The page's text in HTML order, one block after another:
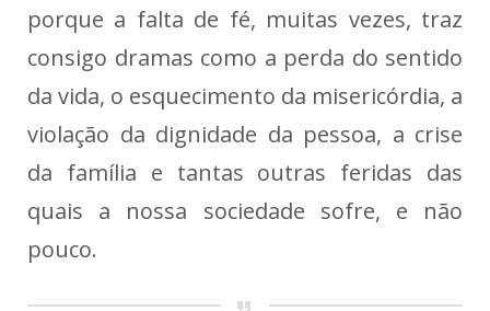
porque a falta de fé, muitas vezes, traz
consigo dramas como a perda do sentido
da vida, o esquecimento da misericórdia, a
violação da dignidade da pessoa, a crise
da família e tantas outras feridas das
quais a nossa sociedade sofre, e não
pouco.